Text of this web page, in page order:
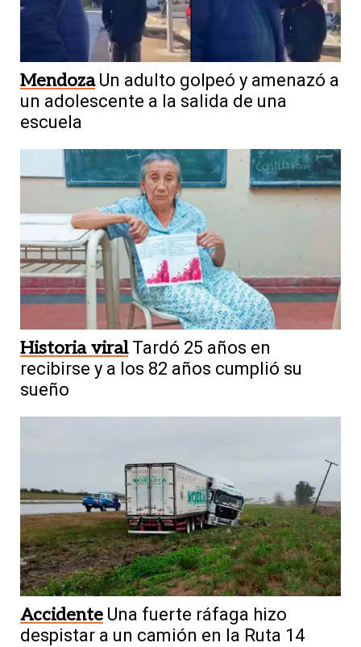
Mendoza Un adulto golpeó y amenazó a
un adolescente a la salida de una
escuela
Historia viral Tardó 25 años en
recibirse y a los 82 años cumplió su
sueño
Accidente Una fuerte ráfaga hizo
despistar a un camión en la Ruta 14